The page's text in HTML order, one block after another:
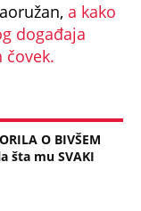
a kako
događaja
čovek.
O BIVŠEM
šta mu SVAKI